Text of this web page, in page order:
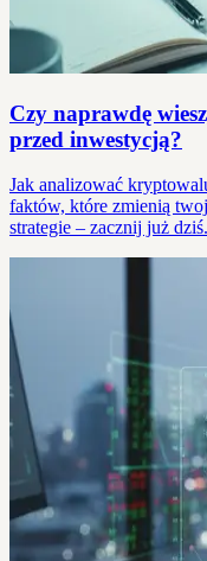
Czy naprawdę
przed inwestycją?
Jak analizować
faktów, które zmienią
strategie – zacznij już dziś.